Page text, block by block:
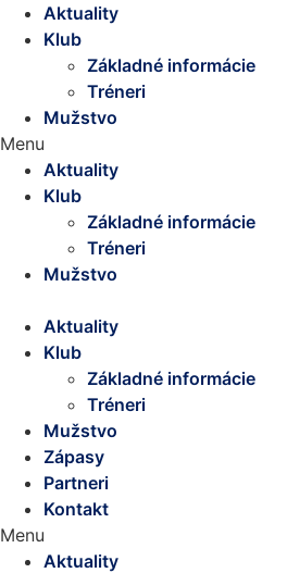
Aktuality
Klub
Základné informácie
Tréneri
Mužstvo
Menu
Aktuality
Klub
Základné informácie
Tréneri
Mužstvo
Aktuality
Klub
Základné informácie
Tréneri
Mužstvo
Zápasy
Partneri
Kontakt
Menu
Aktuality